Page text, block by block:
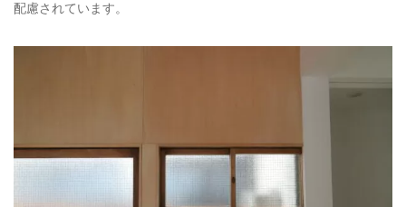
配慮されています。